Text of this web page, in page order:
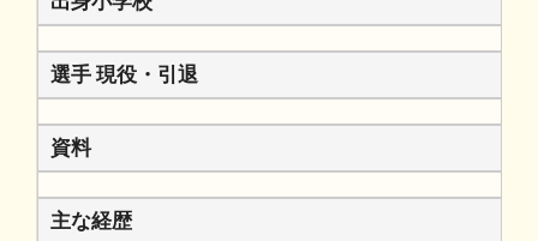
選手 現役・引退
資料
主な経歴